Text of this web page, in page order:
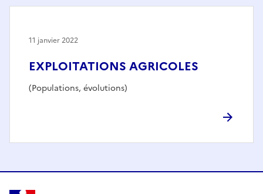
EXPLOITATIONS AGRICOLES
(Populations, évolutions)
11 janvier 2022